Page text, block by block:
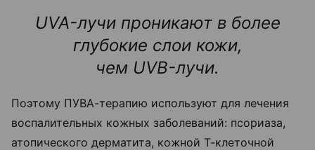
UVA-лучи проникают в более
глубокие слои кожи,
чем UVB-лучи.
Поэтому ПУВА-терапию используют для лечения
воспалительных кожных заболеваний: псориаза,
атопического дерматита, кожной Т-клеточной